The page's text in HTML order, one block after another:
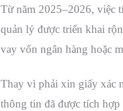
Từ năm 2025–2026, việc
quản lý được triển khai
vay vốn ngân hàng hoặc
Thay vì phải xin giấy xác
thông tin đã được tích